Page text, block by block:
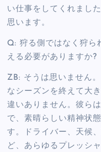
い仕事をしてくれまし
思います。
Q: 狩る側ではなく狩ら
える必要がありますか?
ZB: そうは思いません
なシーズンを終えて大
違いありません。彼ら
で、素晴らしい精神状
す。ドライバー、天候
ど、あらゆるプレッシ